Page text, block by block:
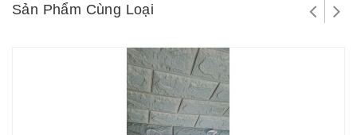
Sản Phẩm Cùng Loại